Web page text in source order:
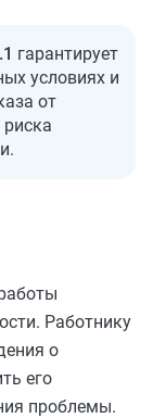
гарантирует
условиях и
от
Работнику
о
его
проблемы.